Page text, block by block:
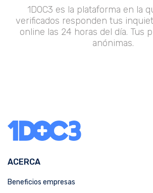
1DOC3 es la plataforma en la
verificados responden tus
online las 24 horas del día. Tus
anónimas.
ACERCA
Beneficios empresas